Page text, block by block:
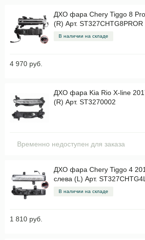
ДХО фара Chery Tiggo 8 Pro 2021-, справа
(R) Арт. ST327CHTG8PROR
В наличии на складе
4 970 руб.
ДХО фара Kia Rio X-line 2017-2020, справа
(R) Арт. ST3270002
Временно недоступен для заказа
ДХО фара Chery Tiggo 4 2018-2023 FL1,
слева (L) Арт. ST327CHTG4L
В наличии на складе
1 810 руб.